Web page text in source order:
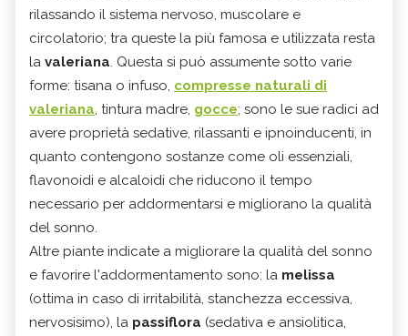
rilassando il sistema nervoso, muscolare e
circolatorio; tra queste la più famosa e utilizzata resta
la valeriana. Questa si può assumente sotto varie
forme: tisana o infuso, compresse naturali di
valeriana, tintura madre, gocce; sono le sue radici ad
avere proprietà sedative, rilassanti e ipnoinducenti, in
quanto contengono sostanze come oli essenziali,
flavonoidi e alcaloidi che riducono il tempo
necessario per addormentarsi e migliorano la qualità
del sonno.
Altre piante indicate a migliorare la qualità del sonno
e favorire l'addormentamento sono: la melissa
(ottima in caso di irritabilità, stanchezza eccessiva,
nervosisimo), la passiflora (sedativa e ansiolitica,